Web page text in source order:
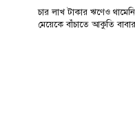
চার লাখ টাকার ঋণেও
মেয়েকে বাঁচাতে আকুতি বাবার